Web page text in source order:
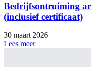
Bedrijfsontruiming
(inclusief certificaat)
30 maart 2026
Lees meer